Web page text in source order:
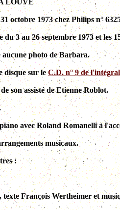
LOUVE
octobre 1973 chez Philips n°
3 au 26 septembre 1973 et les
aucune photo de Barbara.
disque sur leC.D. n° 9 de
son assisté de Etienne Roblot.
avec Roland Romanelli à
musicaux.
:
François Wertheimer et